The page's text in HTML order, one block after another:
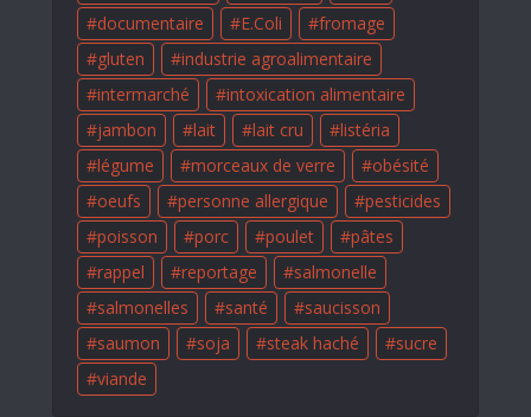
documentaire
E.Coli
fromage
gluten
industrie agroalimentaire
intermarché
intoxication alimentaire
jambon
lait lait cru
listéria
légume
morceaux de verre
obésité
oeufs
personne allergique
pesticides
poisson
porc poulet
pâtes
rappel
reportage
salmonelle
salmonelles
santé
saucisson
saumon
soja steak haché
sucre
viande